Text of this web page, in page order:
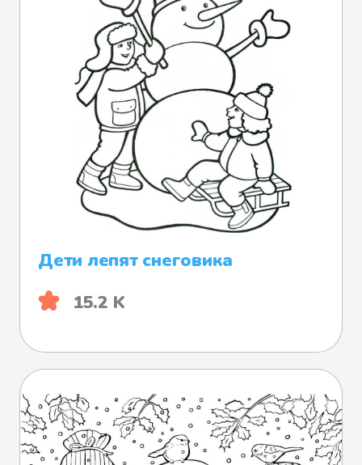
Дети лепят снеговика
15.2 K